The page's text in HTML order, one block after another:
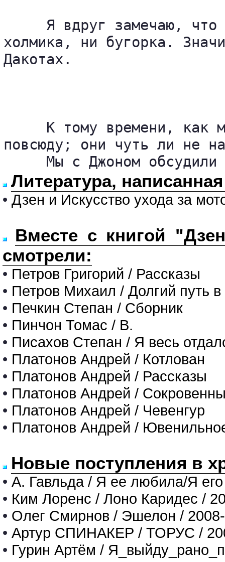
Я вдруг замечаю,
холмика, ни бугорка.
Дакотах.
К тому времени, как
повсюду; они чуть ли не
Мы с Джоном обсудили
Литература,
• Дзен и Искусство ухода за
Вместе с книгой
смотрели:
• Петров Григорий / Рассказы
• Петров Михаил / Долгий путь
• Печкин Степан / Сборник
• Пинчон Томас / В.
• Писахов Степан / Я весь
• Платонов Андрей / Котлован
• Платонов Андрей / Рассказы
• Платонов Андрей /
• Платонов Андрей / Чевенгур
• Платонов Андрей /
Новые поступления в
• А. Гавльда / Я ее любила/Я
• Ким Лоренс / Лоно Каридес /
• Олег Смирнов / Эшелон /
• Артур СПИНАКЕР / ТОРУС /
• Гурин Артём /